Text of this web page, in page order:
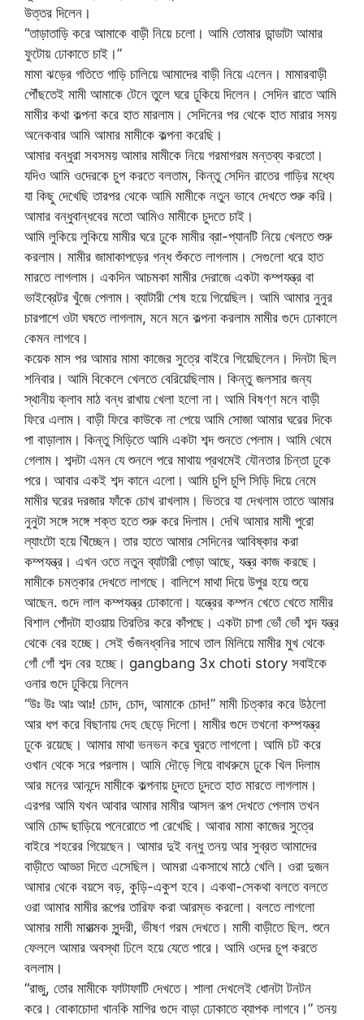
উত্তর দিলেন।
“তাড়াতাড়ি করে আমাকে বাড়ী নিয়ে চলো। আমি তোমার ডান্ডাটা আমার
ফুটোয় ঢোকাতে চাই।”
মামা ঝড়ের গতিতে গাড়ি চালিয়ে আমাদের বাড়ী নিয়ে এলেন। মামারবাড়ী
পৌঁছতেই মামী আমাকে টেনে তুলে ঘরে ঢুকিয়ে দিলেন। সেদিন রাতে আমি
মামীর কথা কল্পনা করে হাত মারলাম। সেদিনের পর থেকে হাত মারার সময়
অনেকবার আমি আমার মামীকে কল্পনা করেছি।
আমার বন্ধুরা সবসময় আমার মামীকে নিয়ে গরমাগরম মন্তব্য করতো।
যদিও আমি ওদেরকে চুপ করতে বলতাম, কিন্তু সেদিন রাতের গাড়ির মধ্যে
যা কিছু দেখেছি তারপর থেকে আমি মামীকে নতুন ভাবে দেখতে শুরু করি।
আমার বন্ধুবান্ধবের মতো আমিও মামীকে চুদতে চাই।
আমি লুকিয়ে লুকিয়ে মামীর ঘরে ঢুকে মামীর ব্রা-প্যানটি নিয়ে খেলতে শুরু
করলাম। মামীর জামাকাপড়ের গন্ধ শুঁকতে লাগলাম। সেগুলো ধরে হাত
মারতে লাগলাম। একদিন আচমকা মামীর দেরাজে একটা কম্পযন্ত্র বা
ভাইব্রেটর খুঁজে পেলাম। ব্যাটারী শেষ হয়ে গিয়েছিল। আমি আমার নুনুর
চারপাশে ওটা ঘষতে লাগলাম, মনে মনে কল্পনা করলাম মামীর গুদে ঢোকালে
কেমন লাগবে।
কয়েক মাস পর আমার মামা কাজের সুত্রে বাইরে গিয়েছিলেন। দিনটা ছিল
শনিবার। আমি বিকেলে খেলতে বেরিয়েছিলাম। কিন্তু জলসার জন্য
স্থানীয় ক্লাব মাঠ বন্ধ রাখায় খেলা হলো না। আমি বিষণ্ণ মনে বাড়ী
ফিরে এলাম। বাড়ী ফিরে কাউকে না পেয়ে আমি সোজা আমার ঘরের দিকে
পা বাড়ালাম। কিন্তু সিড়িতে আমি একটা শব্দ শুনতে পেলাম। আমি থেমে
গেলাম। শব্দটা এমন যে শুনলে পরে মাথায় প্রথমেই যৌনতার চিন্তা ঢুকে
পরে। আবার একই শব্দ কানে এলো। আমি চুপি চুপি সিড়ি দিয়ে নেমে
মামীর ঘরের দরজার ফাঁকে চোখ রাখলাম। ভিতরে যা দেখলাম তাতে আমার
নুনুটা সঙ্গে সঙ্গে শক্ত হতে শুরু করে দিলাম। দেখি আমার মামী পুরো
ল্যাংটো হয়ে খিঁচ্ছেন। তার হাতে আমার সেদিনের আবিষ্কার করা
কম্পযন্ত্র। এখন ওতে নতুন ব্যাটারী পোড়া আছে, যন্ত্র কাজ করছে।
মামীকে চমত্কার দেখতে লাগছে। বালিশে মাথা দিয়ে উপুর হয়ে শুয়ে
আছেন. গুদে লাল কম্পযন্ত্র ঢোকানো। যন্ত্রের কম্পন খেতে খেতে মামীর
বিশাল পোঁদটা হাওয়ায় তিরতির করে কাঁপছে। একটা চাপা ভোঁ ভোঁ শব্দ যন্ত্র
থেকে বের হচ্ছে। সেই গুঁজনধ্বনির সাথে তাল মিলিয়ে মামীর মুখ থেকে
গোঁ গোঁ শব্দ বের হচ্ছে। gangbang 3x choti story সবাইকে
ওনার গুদে ঢুকিয়ে নিলেন
“উঃ উঃ আঃ আঃ! চোদ, চোদ, আমাকে চোদ!” মামী চিত্কার করে উঠলো
আর ধপ করে বিছানায় দেহ ছেড়ে দিলো। মামীর গুদে তখনো কম্পযন্ত্র
ঢুকে রয়েছে। আমার মাথা ভনভন করে ঘুরতে লাগলো। আমি চট করে
ওখান থেকে সরে পরলাম। আমি দৌড়ে গিয়ে বাথরুমে ঢুকে খিল দিলাম
আর মনের আনন্দে মামীকে কল্পনায় চুদতে চুদতে হাত মারতে লাগলাম।
এরপর আমি যখন আবার আমার মামীর আসল রূপ দেখতে পেলাম তখন
আমি চোদ্দ ছাড়িয়ে পনেরোতে পা রেখেছি। আবার মামা কাজের সুত্রে
বাইরে শহরের গিয়েছেন। আমার দুই বন্ধু তনয় আর সুব্রত আমাদের
বাড়ীতে আড্ডা দিতে এসেছিল। আমরা একসাথে মাঠে খেলি। ওরা দুজন
আমার থেকে বয়সে বড়, কুড়ি-একুশ হবে। একথা-সেকথা বলতে বলতে
ওরা আমার মামীর রূপের তারিফ করা আরম্ভ করলো। বলতে লাগলো
আমার মামী মারাত্মক সুন্দরী, ভীষণ গরম দেখতে। মামী বাড়ীতে ছিল. শুনে
ফেললে আমার অবস্থা ঢিলে হয়ে যেতে পারে। আমি ওদের চুপ করতে
বললাম।
“রাজু, তোর মামীকে ফাটাফাটি দেখতে। শালা দেখলেই ধোনটা টনটন
করে। বোকাচোদা খানকি মাগির গুদে বাড়া ঢোকাতে ব্যাপক লাগবে।” তনয়